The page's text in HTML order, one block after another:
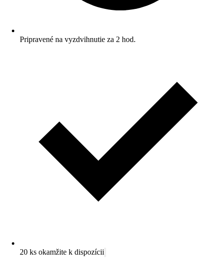
Pripravené na vyzdvihnutie za 2 hod.
20 ks okamžite k dispozícii